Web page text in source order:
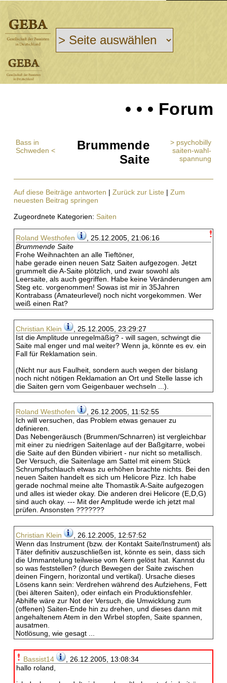
• • • Forum
Bass in
Schweden <
Brummende
Saite
> psychobilly
saiten-wahl-
spannung
Auf diese Beiträge antworten | Zurück zur Liste | Zum
neuesten Beitrag springen
Zugeordnete Kategorien: Saiten
Roland Westhofen
, 25.12.2005, 21:06:16
Brummende Saite
Frohe Weihnachten an alle Tieftöner,
habe gerade einen neuen Satz Saiten aufgezogen. Jetzt
grummelt die A-Saite plötzlich, und zwar sowohl als
Leersaite, als auch gegriffen. Habe keine Veränderungen am
Steg etc. vorgenommen! Sowas ist mir in 35Jahren
Kontrabass (Amateurlevel) noch nicht vorgekommen. Wer
weiß einen Rat?
Christian Klein
, 25.12.2005, 23:29:27
Ist die Amplitude unregelmäßig? - will sagen, schwingt die
Saite mal enger und mal weiter? Wenn ja, könnte es ev. ein
Fall für Reklamation sein.
(Nicht nur aus Faulheit, sondern auch wegen der bislang
noch nicht nötigen Reklamation an Ort und Stelle lasse ich
die Saiten gern vom Geigenbauer wechseln ...).
Roland Westhofen
, 26.12.2005, 11:52:55
Ich will versuchen, das Problem etwas genauer zu
definieren.
Das Nebengeräusch (Brummen/Schnarren) ist vergleichbar
mit einer zu niedrigen Saitenlage auf der Baßgitarre, wobei
die Saite auf den Bünden vibiriert - nur nicht so metallisch.
Der Versuch, die Saitenlage am Sattel mit einem Stück
Schrumpfschlauch etwas zu erhöhen brachte nichts. Bei den
neuen Saiten handelt es sich um Helicore Pizz. Ich habe
gerade nochmal meine alte Thomastik A-Saite aufgezogen
und alles ist wieder okay. Die anderen drei Helicore (E,D,G)
sind auch okay. --- Mit der Amplitude werde ich jetzt mal
prüfen. Ansonsten ???????
Christian Klein
, 26.12.2005, 12:57:52
Wenn das Instrument (bzw. der Kontakt Saite/Instrument) als
Täter definitiv auszuschließen ist, könnte es sein, dass sich
die Ummantelung teilweise vom Kern gelöst hat. Kannst du
so was feststellen? (durch Bewegen der Saite zwischen
deinen Fingern, horizontal und vertikal). Ursache dieses
Lösens kann sein: Verdrehen während des Aufziehens, Fett
(bei älteren Saiten), oder einfach ein Produktionsfehler.
Abhilfe wäre zur Not der Versuch, die Umwicklung zum
(offenen) Saiten-Ende hin zu drehen, und dieses dann mit
angehaltenem Atem in den Wirbel stopfen, Saite spannen,
ausatmen.
Notlösung, wie gesagt ...
Bassist14
, 26.12.2005, 13:08:34
hallo roland,